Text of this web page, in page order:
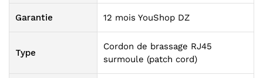
Garantie 12 mois YouShop DZ
Type
Cordon de brassage RJ45
surmoule (patch cord)